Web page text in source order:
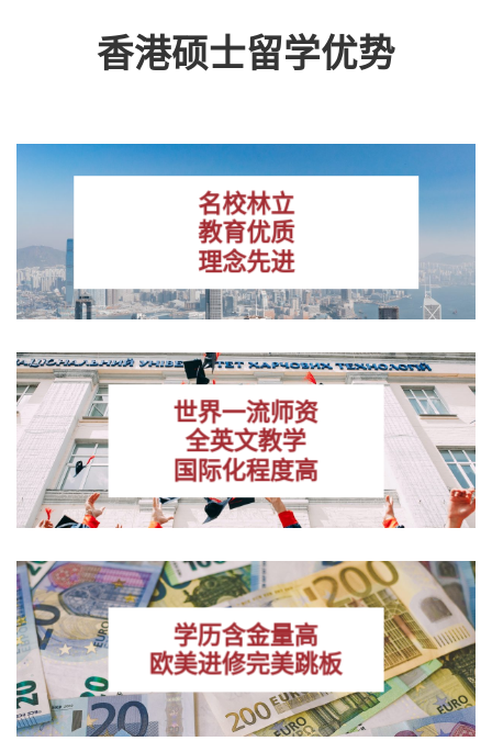
香港硕士留学优势
名校林立
教育优质
理念先进
世界一流师资
全英文教学
国际化程度高
学历含金量高
欧美进修完美跳板